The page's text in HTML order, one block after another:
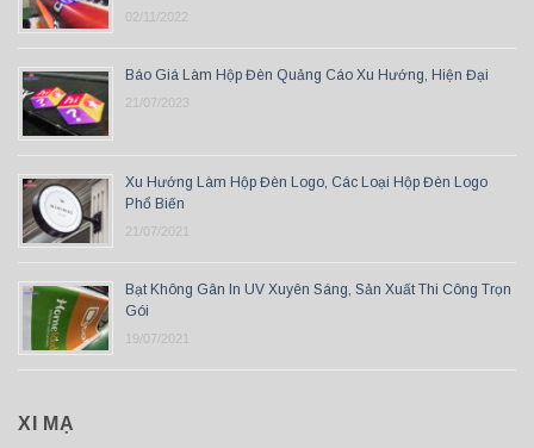
02/11/2022
Báo Giá Làm Hộp Đèn Quảng Cáo Xu Hướng, Hiện Đại
21/07/2023
Xu Hướng Làm Hộp Đèn Logo, Các Loại Hộp Đèn Logo
Phổ Biến
21/07/2021
Bạt Không Gân In UV Xuyên Sáng, Sản Xuất Thi Công Trọn
Gói
19/07/2021
XI MẠ